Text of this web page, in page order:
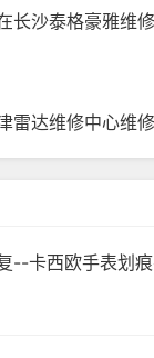
长沙泰格豪雅维
雷达维修中心维
--卡西欧手表划